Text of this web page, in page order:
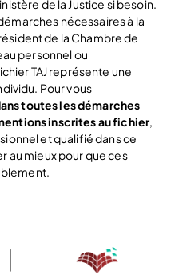
de la Justice si besoin.
nécessaires à la
de la Chambre de
personnel ou
TAJ représente une
Pour vous
toutes les démarches
inscrites au fichier,
et qualifié dans ce
au mieux pour que ces